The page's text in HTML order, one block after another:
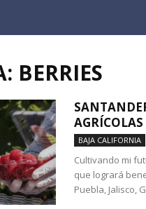
BERRIES
BAJA CALIFORNIA
Cultivando mi
que logrará
Puebla, Jalisco,